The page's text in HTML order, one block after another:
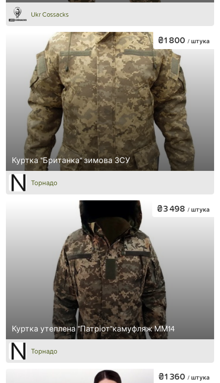
Ukr Cossacks
Куртка "Британка" зимова ЗСУ
₴1 800 / штука
Торнадо
Куртка утеплена "Патріот"камуфляж ММ14
₴3 498 / штука
Торнадо
₴1 360 / штука